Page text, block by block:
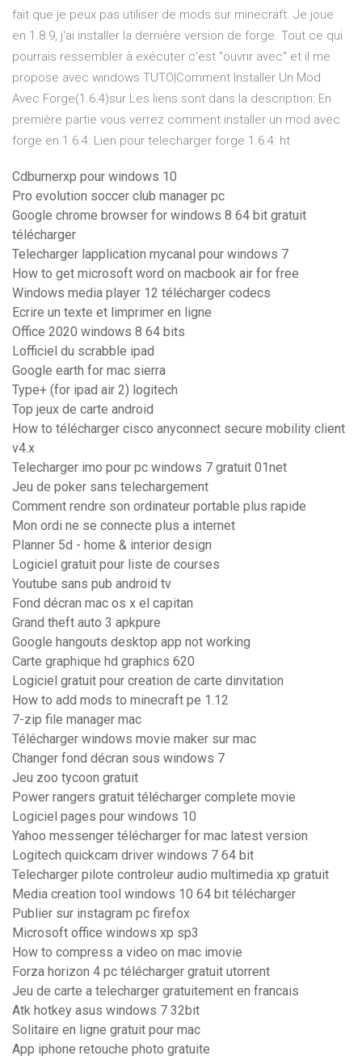
fait que je peux pas utiliser de mods sur minecraft. Je joue
en 1.8.9, j'ai installer la dernière version de forge. Tout ce qui
pourrais ressembler à exécuter c'est "ouvrir avec" et il me
propose avec windows TUTO|Comment Installer Un Mod
Avec Forge(1.6.4)sur Les liens sont dans la description: En
première partie vous verrez comment installer un mod avec
forge en 1.6.4: Lien pour telecharger forge 1.6.4: ht
Cdburnerxp pour windows 10
Pro evolution soccer club manager pc
Google chrome browser for windows 8 64 bit gratuit
télécharger
Telecharger lapplication mycanal pour windows 7
How to get microsoft word on macbook air for free
Windows media player 12 télécharger codecs
Ecrire un texte et limprimer en ligne
Office 2020 windows 8 64 bits
Lofficiel du scrabble ipad
Google earth for mac sierra
Type+ (for ipad air 2) logitech
Top jeux de carte android
How to télécharger cisco anyconnect secure mobility client
v4.x
Telecharger imo pour pc windows 7 gratuit 01net
Jeu de poker sans telechargement
Comment rendre son ordinateur portable plus rapide
Mon ordi ne se connecte plus a internet
Planner 5d - home & interior design
Logiciel gratuit pour liste de courses
Youtube sans pub android tv
Fond décran mac os x el capitan
Grand theft auto 3 apkpure
Google hangouts desktop app not working
Carte graphique hd graphics 620
Logiciel gratuit pour creation de carte dinvitation
How to add mods to minecraft pe 1.12
7-zip file manager mac
Télécharger windows movie maker sur mac
Changer fond décran sous windows 7
Jeu zoo tycoon gratuit
Power rangers gratuit télécharger complete movie
Logiciel pages pour windows 10
Yahoo messenger télécharger for mac latest version
Logitech quickcam driver windows 7 64 bit
Telecharger pilote controleur audio multimedia xp gratuit
Media creation tool windows 10 64 bit télécharger
Publier sur instagram pc firefox
Microsoft office windows xp sp3
How to compress a video on mac imovie
Forza horizon 4 pc télécharger gratuit utorrent
Jeu de carte a telecharger gratuitement en francais
Atk hotkey asus windows 7 32bit
Solitaire en ligne gratuit pour mac
App iphone retouche photo gratuite